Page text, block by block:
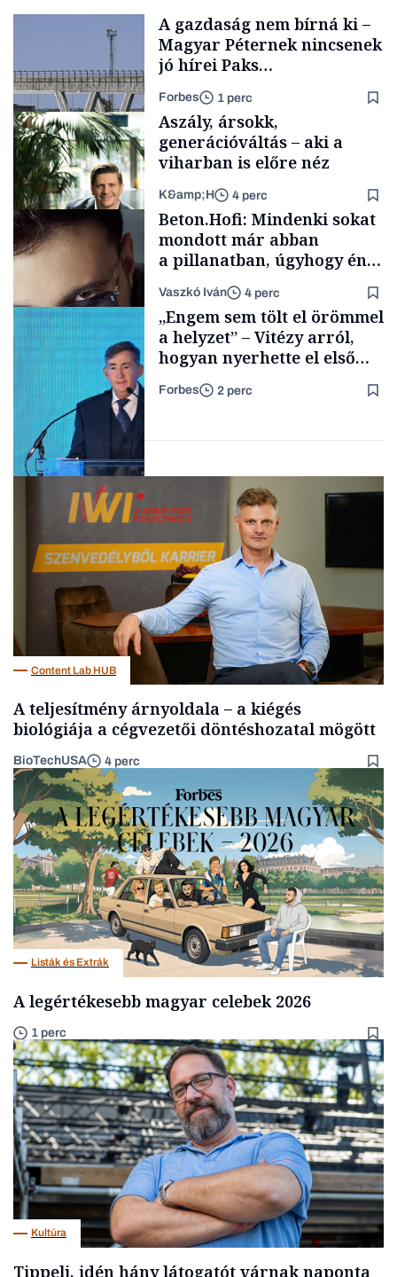
Energia
A gazdaság nem bírná ki –
Magyar Péternek nincsenek
jó hírei Paks
újraindításáról
Forbes 1 perc
TÁMOGATÓI
TARTALOM
Aszály, ársokk,
generációváltás – aki a
viharban is előre néz
K&amp;H 4 perc
Forbes-sztori
Beton.Hofi: Mindenki sokat
mondott már abban
a pillanatban, úgyhogy én
a legsarkosabb
gondolataimat akartam
kimondani
Vaszkó Iván 4 perc
Elszámoltatás
„Engem sem tölt el örömmel
a helyzet” – Vitézy arról,
hogyan nyerhette el első
tenderét Mészárosék cége a
Tisza-kormány alatt
Forbes 2 perc
Content Lab HUB
A teljesítmény árnyoldala – a kiégés
biológiája a cégvezetői döntéshozatal mögött
BioTechUSA 4 perc
Listák és Extrák
A legértékesebb magyar celebek 2026
1 perc
Kultúra
Tippelj, idén hány látogatót várnak naponta